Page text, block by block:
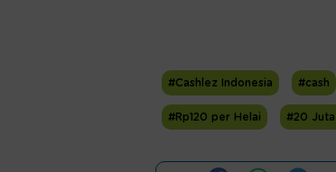
#Cashlez Indonesia #cash
#Rp120 per Helai #20 Juta